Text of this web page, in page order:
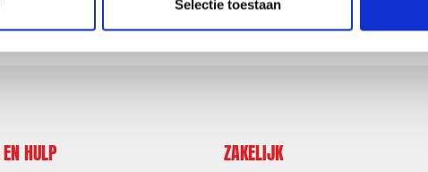
Selectie toestaan
HULP ZAKELIJK